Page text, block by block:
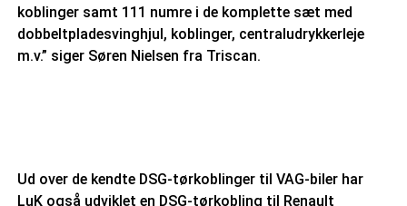
koblinger samt 111 numre i de komplette sæt med
dobbeltpladesvinghjul, koblinger, centraludrykkerleje
m.v.” siger Søren Nielsen fra Triscan.
Ud over de kendte DSG-tørkoblinger til VAG-biler har
LuK også udviklet en DSG-tørkobling til Renault